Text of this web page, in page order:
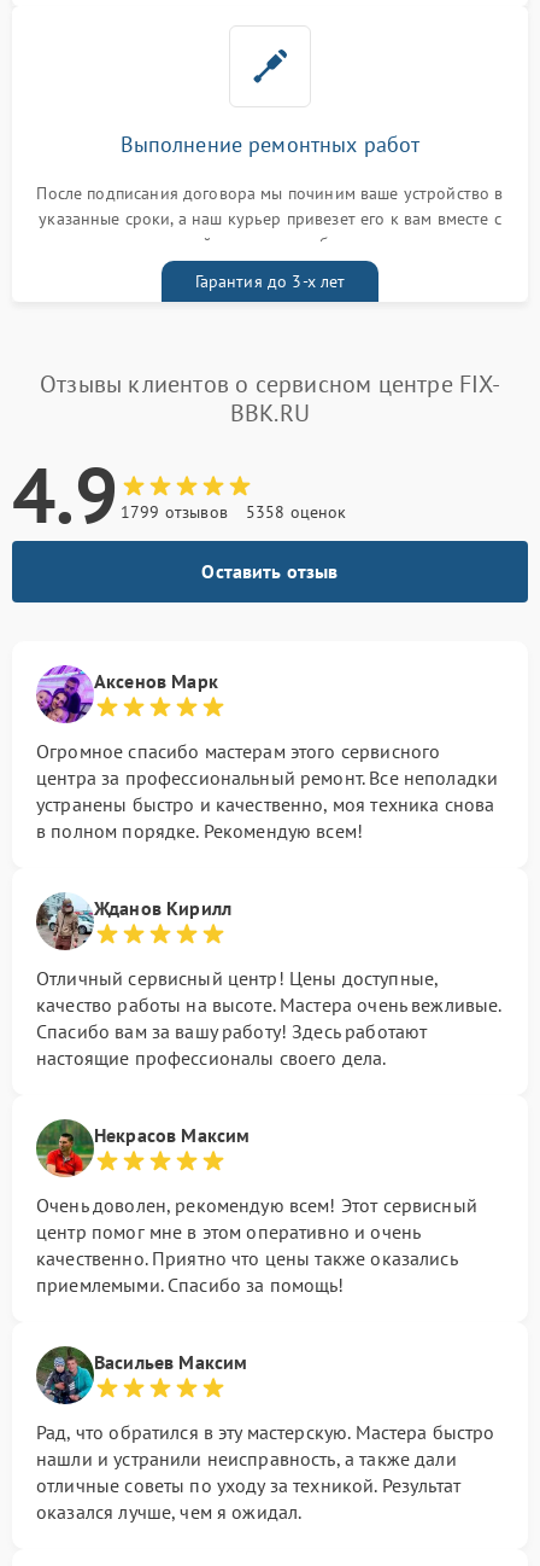
Выполнение ремонтных работ
После подписания договора мы починим ваше устройство в
указанные сроки, а наш курьер привезет его к вам вместе с
гарантийным талоном бесплатно
Гарантия до 3-х лет
Отзывы клиентов о сервисном центре FIX-
BBK.RU
4.9 1799 отзывов 5358 оценок
Оставить отзыв
Аксенов Марк
Огромное спасибо мастерам этого сервисного
центра за профессиональный ремонт. Все неполадки
устранены быстро и качественно, моя техника снова
в полном порядке. Рекомендую всем!
Жданов Кирилл
Отличный сервисный центр! Цены доступные,
качество работы на высоте. Мастера очень вежливые.
Спасибо вам за вашу работу! Здесь работают
настоящие профессионалы своего дела.
Некрасов Максим
Очень доволен, рекомендую всем! Этот сервисный
центр помог мне в этом оперативно и очень
качественно. Приятно что цены также оказались
приемлемыми. Спасибо за помощь!
Васильев Максим
Рад, что обратился в эту мастерскую. Мастера быстро
нашли и устранили неисправность, а также дали
отличные советы по уходу за техникой. Результат
оказался лучше, чем я ожидал.